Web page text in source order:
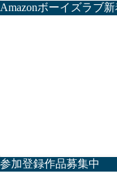
Amazonボーイズラブ
参加登録作品募集中